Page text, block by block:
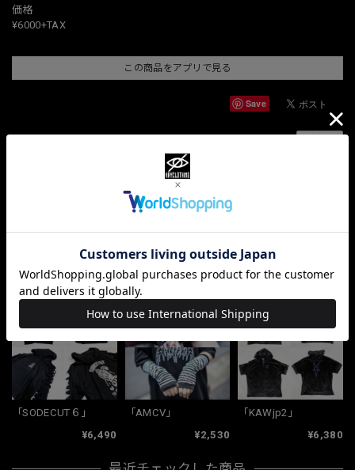
価格
¥6000+TAX
この商品をアプリで見る
Save
関連商品
「SODECUT６」
¥6,490
「AMCV」
¥2,530
「KAWjp2」
¥6,380